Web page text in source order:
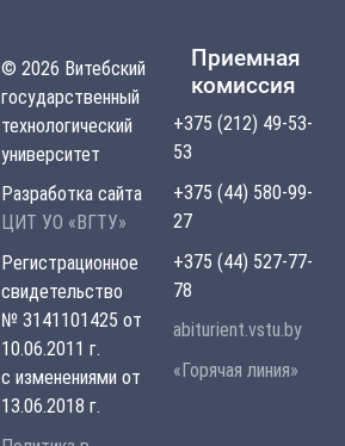
© 2026 Витебский
государственный
технологический
университет
Разработка сайта
ЦИТ УО «ВГТУ»
Регистрационное
свидетельство
№ 3141101425 от
10.06.2011 г.
с изменениями от
13.06.2018 г.
Приемная
комиссия
+375 (212) 49-53-
53
+375 (44) 580-99-
27
+375 (44) 527-77-
78
abiturient.vstu.by
«Горячая линия»